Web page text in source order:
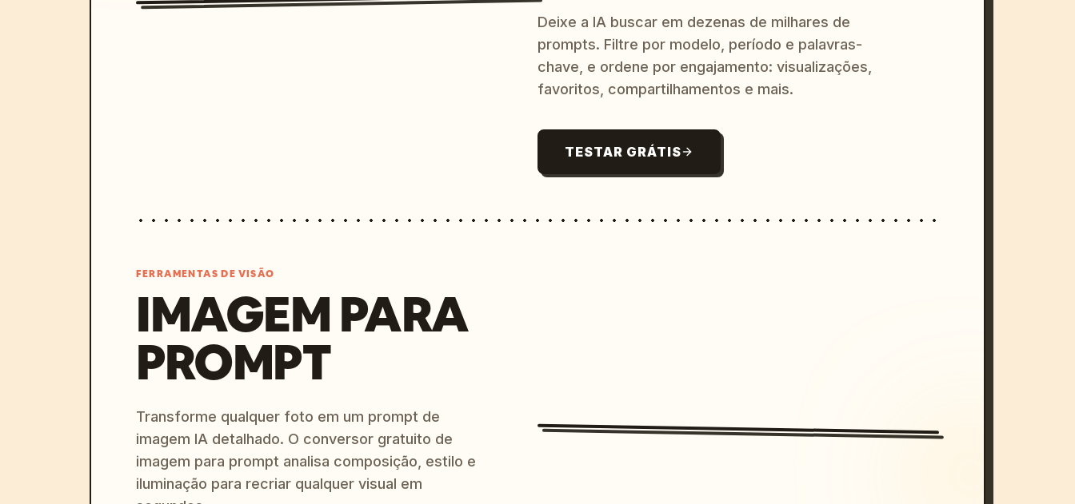
Deixe a IA buscar em dezenas de milhares de
prompts. Filtre por modelo, período e palavras-
chave, e ordene por engajamento: visualizações,
favoritos, compartilhamentos e mais.
TESTAR GRÁTIS
FERRAMENTAS DE VISÃO
IMAGEM PARA
PROMPT
Transforme qualquer foto em um prompt de
imagem IA detalhado. O conversor gratuito de
imagem para prompt analisa composição, estilo e
iluminação para recriar qualquer visual em